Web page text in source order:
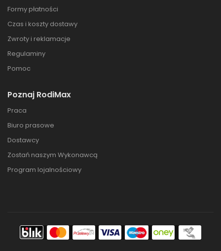
Formy płatności
Czas i koszty dostawy
Zwroty i reklamacje
Regulaminy
Pomoc
Poznaj RodiMax
Praca
Biuro prasowe
Dostawcy
Zostań naszym Wykonawcą
Program lojalnościowy